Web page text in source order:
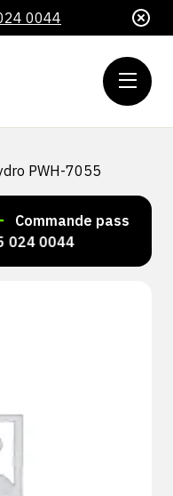
0044
PWH-7055
passée
0044